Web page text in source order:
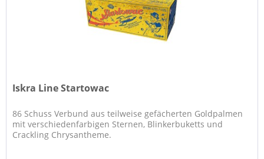
Iskra Line Startowac
86 Schuss Verbund aus teilweise gefächerten Goldpalmen
mit verschiedenfarbigen Sternen, Blinkerbuketts und
Crackling Chrysantheme.